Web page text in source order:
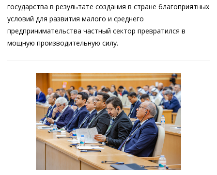
государства в результате создания в стране благоприятных
условий для развития малого и среднего
предпринимательства частный сектор превратился в
мощную производительную силу.